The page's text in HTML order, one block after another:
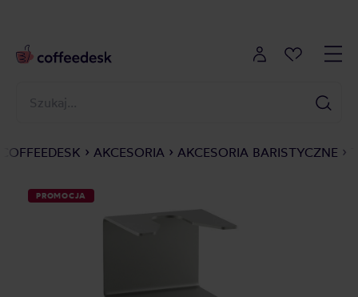
COFFEEDESK AKCESORIA AKCESORIA BARISTYCZNE
PROMOCJA